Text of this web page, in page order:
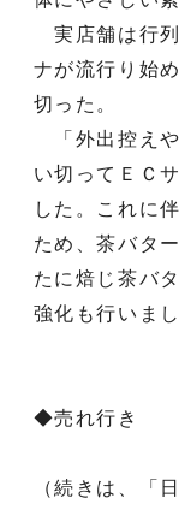
実店舗は行列
ナが流行り始
切った。
「外出控えや
い切ってＥＣ
した。これに
ため、茶バタ
たに焙じ茶バ
強化も行いまし
◆売れ行き
（続きは、「